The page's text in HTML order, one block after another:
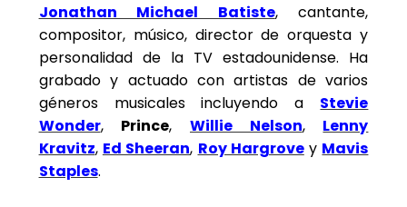
Jonathan Michael Batiste, cantante,
compositor, músico, director de orquesta y
personalidad de la TV estadounidense. Ha
grabado y actuado con artistas de varios
géneros musicales incluyendo a Stevie
Wonder, Prince, Willie Nelson, Lenny
Kravitz, Ed Sheeran, Roy Hargrovey Mavis
Staples.